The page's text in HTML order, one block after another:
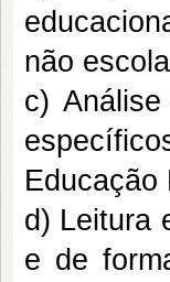
não
c)
Educação
d) Leitura
e de